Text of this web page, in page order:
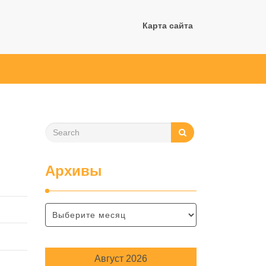
Карта сайта
Архивы
Август 2026